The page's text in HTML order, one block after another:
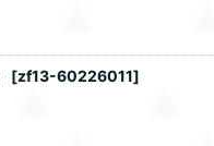
[zf13-60226011]